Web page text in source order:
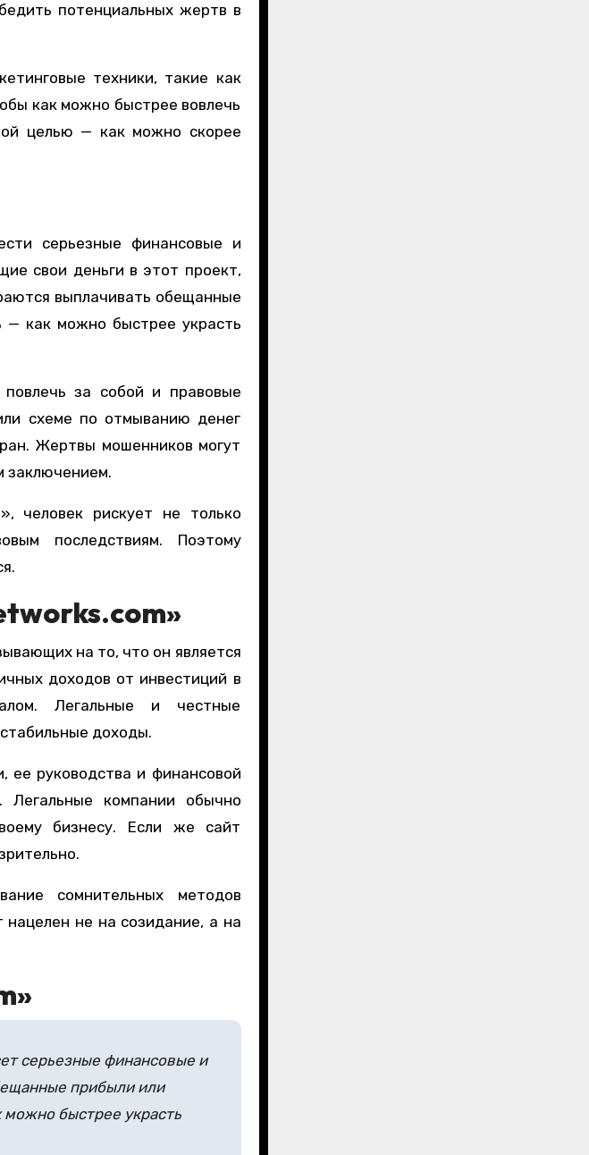
потенциальных жертв в
техники, такие как
как можно быстрее вовлечь
целью — как можно скорее
серьезные финансовые и
свои деньги в этот проект,
выплачивать обещанные
— как можно быстрее украсть
за собой и правовые
схеме по отмыванию денег
Жертвы мошенников могут
заключением.
человек рискует не только
последствиям. Поэтому
на то, что он является
доходов от инвестиций в
Легальные и честные
доходы.
ее руководства и финансовой
Легальные компании обычно
бизнесу. Если же сайт
сомнительных методов
не на созидание, а на
серьезные финансовые и
прибыли или
быстрее украсть